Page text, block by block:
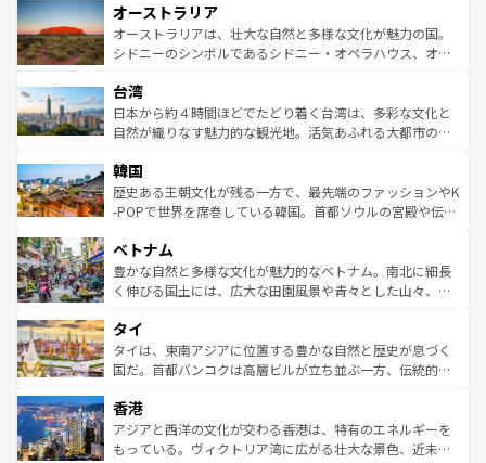
部のニューオーリンズでは、音楽と美食が融合した独特の
文化が魅力。旅行者はアメリカの各地域で異なる魅力を楽
しみながら、その多様性と豊かな歴史を感じることができ
ならではの贅沢な旅のスタイルだ。 なお、新着のアメリカ
情報はコンテンツ一覧を参照してほしい。
ワイ島は見逃せない。また、定番の観光地といえばオアフ
島だが、静かな自然を求めるならマウイ島やカウアイ島が
おすすめ。エメラルドグリーンに輝く海をはじめ、豊かな
れるおもてなしの心で訪れる人々を迎えてくれるハワイの
人々、おいしいローカルフードやハワイアンミュージッ
ク、伝統的なフラダンスなど、すべてがハワイの魅力を彩
ワイを、存分に味わってほしい。 なお、新着のハワイ情報
はコンテンツ一覧を参照してほしい。
オーストラリア
オーストラリアは、壮大な自然と多様な文化が魅力の国。
シドニーのシンボルであるシドニー・オペラハウス、オー
リアリーフや大陸中央部にそびえるウルル（エアーズロッ
ク）、タスマニアの美しい原生林やケアンズの熱帯雨林な
ど、見どころがたくさん。また、カフェやワイン、オージ
いる。アクティビティも充実しており、サーフィンやダイ
ビング、ハイキングなど、アウトドア好きにはたまらな
い。オーストラリアの多彩な魅力を存分に味わいつくそ
参照してほしい。
台湾
日本から約４時間ほどでたどり着く台湾は、多彩な文化と
自然が織りなす魅力的な観光地。活気あふれる大都市の台
ン）、静ひつな山岳地帯である台湾東部など、都市の喧騒
と山間の静けさが共存しており、訪れる人に新しい発見と
驚きをもたらしてくれる。また、奥深い台湾の食文化も魅
容にもいいと評判のスイーツなど、バラエティ豊かな料理
が味わえる。 なお、新着の台湾情報は コンテンツ一覧を参
照してほしい。
韓国
歴史ある王朝文化が残る一方で、最先端のファッションやK
-POPで世界を席巻している韓国。首都ソウルの宮殿や伝統
き、地方に足を延ばせば四季折々の自然美を楽しむことが
できる。そして、キムチや焼肉、絶品のストリートフード
まで、さまざまな韓国料理が待っている。夜には、韓国な
リティに包まれながら、韓国の多彩な魅力を心ゆくまで味
わってみてほしい。 なお、新着の韓国情報はコンテンツ一
覧を参照してほしい。
ベトナム
豊かな自然と多様な文化が魅力的なベトナム。南北に細長
く伸びる国土には、広大な田園風景や青々とした山々、世
急速な発展と共に伝統が息づく。ハノイの古い町並みやホ
ーチミン市のフランス統治時代の建物も、独特の雰囲気を
醸し出している。また、バラエティの豊かさとおいしさで
とつ。フォーやバインミー、ベトナムコーヒーなどは、ぜ
ひ現地で味わいたい。どの地域を訪れてもあたたかい人々
が旅行者を迎えてくれるので、きっと忘れられない旅にな
タイ
タイは、東南アジアに位置する豊かな自然と歴史が息づく
国だ。首都バンコクは高層ビルが立ち並ぶ一方、伝統的な
の活気が交差している。北部ではチェンマイなどの山岳地
帯で自然と触れ合い、南部ではプーケットやクラビの美し
いビーチでリゾート気分を楽しむことができる。タイ料理
香港
アジアと西洋の文化が交わる香港は、特有のエネルギーを
もっている。ヴィクトリア湾に広がる壮大な景色、近未来